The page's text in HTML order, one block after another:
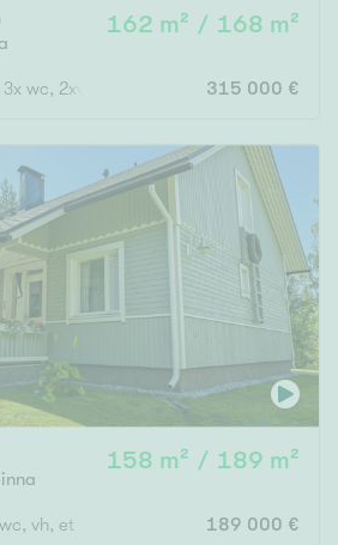
162 m² / 168 m²
wc, 2xvar, kuntosali, askarteluhuone,
315 000 €
158 m² / 189 m²
vh, et 189 000 €